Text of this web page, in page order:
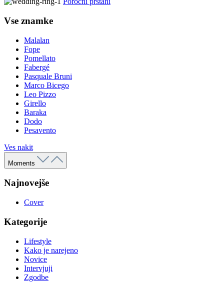
Vse znamke
Malalan
Fope
Pomellato
Fabergé
Pasquale Bruni
Marco Bicego
Leo Pizzo
Girello
Baraka
Dodo
Pesavento
Ves nakit
Moments
Najnovejše
Cover
Kategorije
Lifestyle
Kako je narejeno
Novice
Intervjuji
Zgodbe